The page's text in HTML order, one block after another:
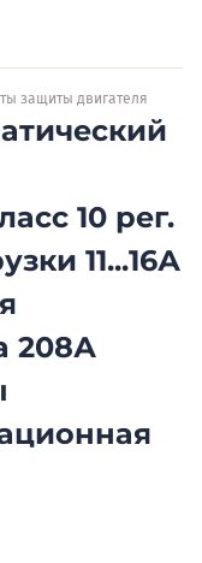
защиты двигателя
10 рег.
11...16А
208А